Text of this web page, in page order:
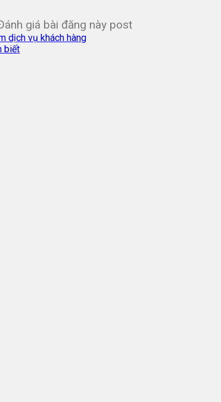
giá bài đăng này post
dịch vụ khách hàng
biết